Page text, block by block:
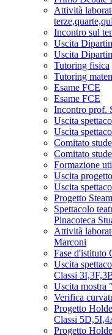
Attività
Incontro sul
Uscita
Uscita
Tutoring fisica
Tutoring
Esame FCE
Esame FCE
Incontro prof.
Uscita
Uscita
Comitato
Comitato
Formazione
Uscita
Uscita
Progetto
Spettacolo
Pinacoteca
Attività
Marconi
Fase
Uscita
Classi
Uscita mostra
Verifica
Progetto
Classi
Progetto